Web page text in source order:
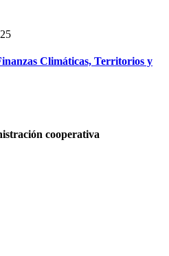
Climáticas, Territorios y
cooperativa